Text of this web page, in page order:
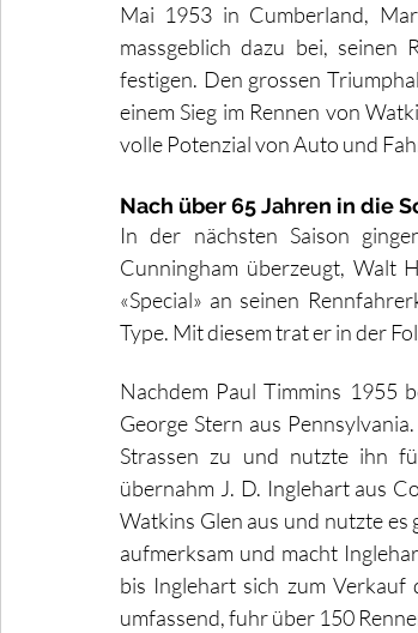
Mai 1953 in Cumberland,
massgeblich dazu bei,
festigen. Den grossen
einem Sieg im Rennen von
volle Potenzial von Auto und
Nach über 65 Jahren in die
In der nächsten Saison
Cunningham überzeugt, Walt
«Special» an seinen
Type. Mit diesem trat er in der
Nachdem Paul Timmins 1955
George Stern aus
Strassen zu und nutzte ihn
übernahm J. D. Inglehart aus
Watkins Glen aus und nutzte
aufmerksam und macht
bis Inglehart sich zum Verkauf
umfassend, fuhr über 150